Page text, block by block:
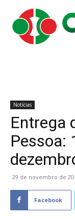
Notícias
Entrega
Pessoa:
29 de novembro de
Facebook